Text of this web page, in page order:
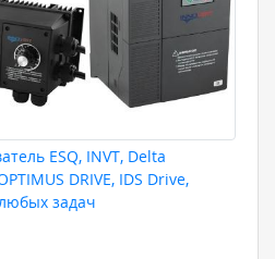
ESQ, INVT, Delta
DRIVE, IDS Drive,
задач